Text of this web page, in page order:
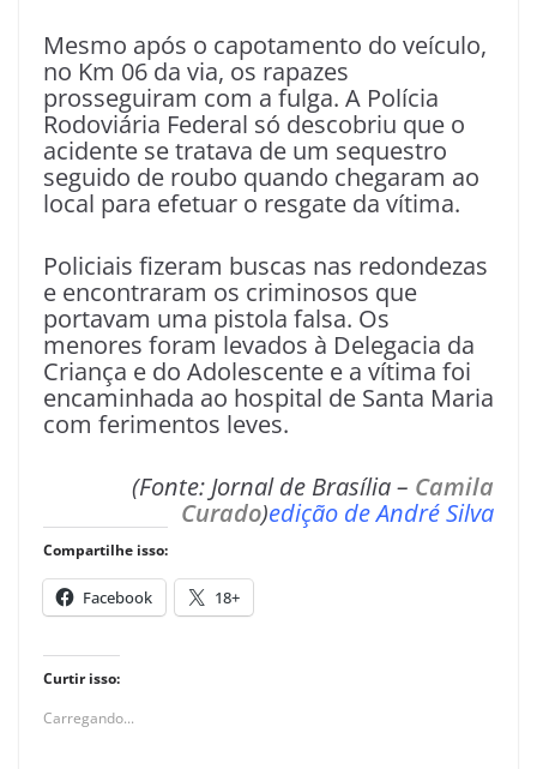
Mesmo após o capotamento do veículo,
no Km 06 da via, os rapazes
prosseguiram com a fulga. A Polícia
Rodoviária Federal só descobriu que o
acidente se tratava de um sequestro
seguido de roubo quando chegaram ao
local para efetuar o resgate da vítima.
Policiais fizeram buscas nas redondezas
e encontraram os criminosos que
portavam uma pistola falsa. Os
menores foram levados à Delegacia da
Criança e do Adolescente e a vítima foi
encaminhada ao hospital de Santa Maria
com ferimentos leves.
(Fonte: Jornal de Brasília – Camila
Curado)edição de André Silva
Compartilhe isso:
Facebook 18+
Curtir isso:
Carregando...